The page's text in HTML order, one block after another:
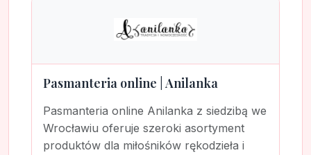
Pasmanteria online | Anilanka
Pasmanteria online Anilanka z siedzibą we
Wrocławiu oferuje szeroki asortyment
produktów dla miłośników rękodzieła i